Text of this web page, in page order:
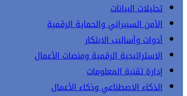
تحليلات البيانات
الأمن السيبراني والحماية الرقمية
أدوات وأساليب الابتكار
الاستراتيجية الرقمية ومنصات الأعمال
إدارة تقنية المعلومات
الذكاء الاصطناعي وذكاء الأعمال